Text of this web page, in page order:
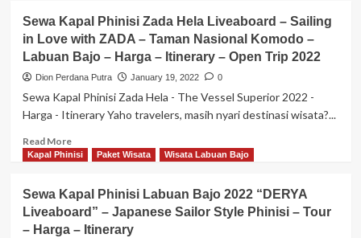
Luxury
Phinisi
2022-
–
Tour
Harga
–
Sewa
Kapal
Phinisi
“AL-
Labuan
Bajo
Itinerary
–
Trip
–
Harga
Sewa Kapal Phinisi Zada Hela Liveaboard – Sailing
in Love with ZADA – Taman Nasional Komodo –
Labuan Bajo – Harga – Itinerary – Open Trip 2022
Dion Perdana Putra January 19, 2022 0
Sewa Kapal Phinisi Zada Hela - The Vessel Superior 2022 -
Harga - Itinerary Yaho travelers, masih nyari destinasi wisata?...
Read MoreRead
more
Kapal
Phinisi
Zada
Kapal Phinisi Paket Wisata Wisata Labuan Bajo
Sewa Kapal Phinisi Labuan Bajo 2022 “DERYA
Liveaboard” – Japanese Sailor Style Phinisi – Tour
– Harga – Itinerary